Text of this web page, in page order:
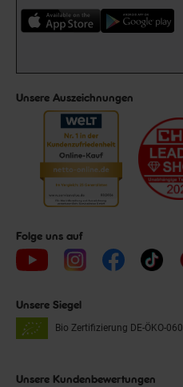
Unsere Auszeichnungen
Folge uns auf
Unsere Siegel
Bio Zertifizierung DE-ÖKO-060
Unsere Kundenbewertungen